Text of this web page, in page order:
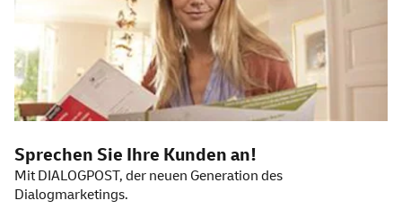
Sprechen Sie Ihre Kunden an!
Mit DIALOGPOST, der neuen Generation des
Dialogmarketings.